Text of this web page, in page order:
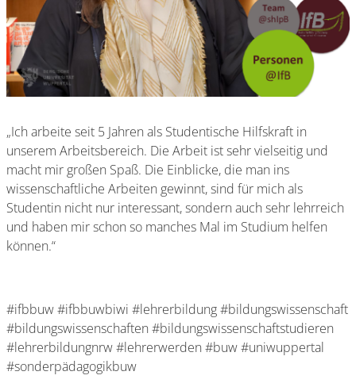
„Ich arbeite seit 5 Jahren als Studentische Hilfskraft in
unserem Arbeitsbereich. Die Arbeit ist sehr vielseitig und
macht mir großen Spaß. Die Einblicke, die man ins
wissenschaftliche Arbeiten gewinnt, sind für mich als
Studentin nicht nur interessant, sondern auch sehr lehrreich
und haben mir schon so manches Mal im Studium helfen
können.“
#ifbbuw #ifbbuwbiwi #lehrerbildung #bildungswissenschaft
#bildungswissenschaften #bildungswissenschaftstudieren
#lehrerbildungnrw #lehrerwerden #buw #uniwuppertal
#sonderpädagogikbuw